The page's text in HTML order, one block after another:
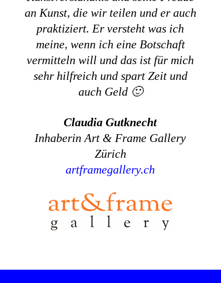
an Kunst, die wir teilen und er auch
praktiziert. Er versteht was ich
meine, wenn ich eine Botschaft
vermitteln will und das ist für mich
sehr hilfreich und spart Zeit und
auch Geld 🙂
Claudia Gutknecht
Inhaberin Art & Frame Gallery
Zürich
artframegallery.ch